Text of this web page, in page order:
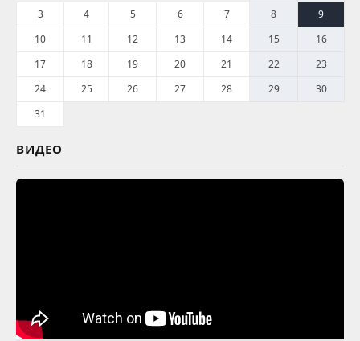
3
4 5 6 7 8
9
10
11 12 13 14 15
16
17
18 19 20 21 22
23
24
25 26 27 28 29
30
31
ВИДЕО